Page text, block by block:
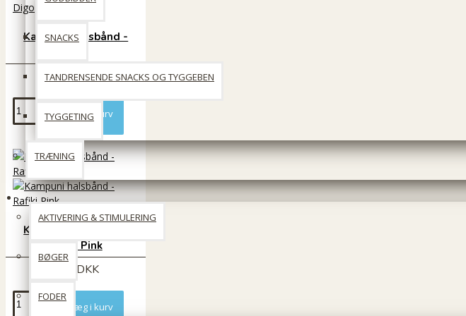
SNACKS
TANDRENSENDE SNACKS OG TYGGEBEN
TYGGETING
TRÆNING
Til Katten
AKTIVERING & STIMULERING
BØGER
FODER
Kampuni halsbånd -
249 DKK
Læg i kurv
Kampuni halsbånd -
Rafiki Pink
249 DKK
Læg i kurv